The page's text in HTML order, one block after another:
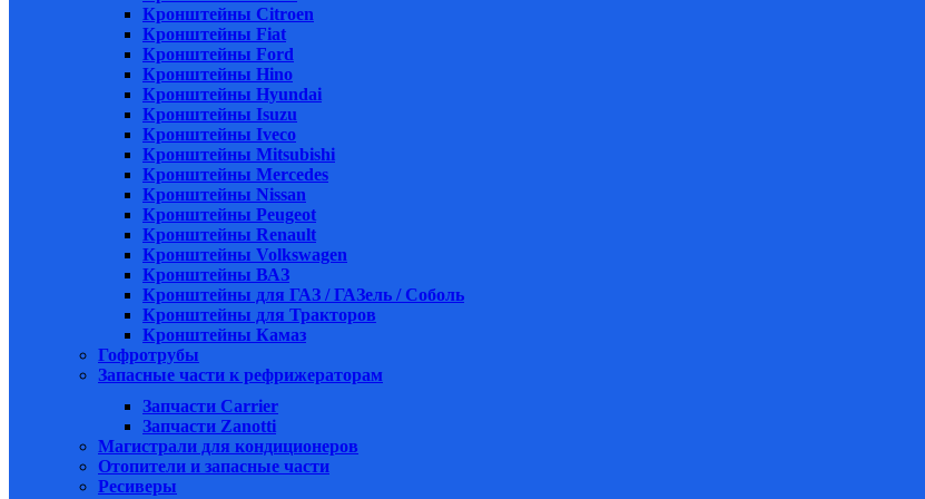
Кронштейны Citroen
Кронштейны Fiat
Кронштейны Ford
Кронштейны Hino
Кронштейны Hyundai
Кронштейны Isuzu
Кронштейны Iveco
Кронштейны Mitsubishi
Кронштейны Mеrcedes
Кронштейны Nissan
Кронштейны Peugeot
Кронштейны Renault
Кронштейны Volkswagen
Кронштейны ВАЗ
Кронштейны для ГАЗ / ГАЗель / Соболь
Кронштейны для Тракторов
Кронштейны Камаз
Гофротрубы
Запасные части к рефрижераторам
Запчасти Carrier
Запчасти Zanotti
Магистрали для кондиционеров
Отопители и запасные части
Ресиверы